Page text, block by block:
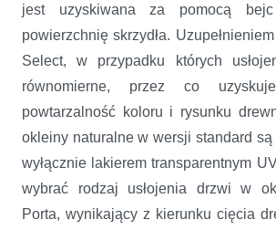
jest uzyskiwana za pomocą
powierzchnię skrzydła.
Select, w przypadku których
równomierne, przez co
powtarzalność koloru i rysunku
okleiny naturalne w wersji standard
wyłącznie lakierem transparentnym
wybrać rodzaj usłojenia drzwi w
Porta, wynikający z kierunku cięcia